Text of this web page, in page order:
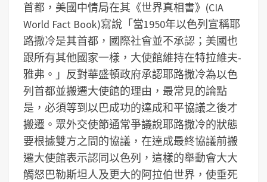
首都，美國中情局在其《世界真相書》(CIA
World Fact Book)寫說「當1950年以色列宣稱耶
路撒冷是其首都，國際社會並不承認；美國也
跟所有其他國家一樣，大使館維持在特拉維夫-
雅弗。」反對華盛頓政府承認耶路撒冷為以色
列首都並搬遷大使館的理由，最常見的論點
是，必須等到以巴成功的達成和平協議之後才
搬遷。眾外交使節通常爭議說耶路撒冷的狀態
要根據雙方之間的協議，在達成最終協議前搬
遷大使館表示認同以色列，這樣的舉動會大大
觸怒巴勒斯坦人及更大的阿拉伯世界，使垂死